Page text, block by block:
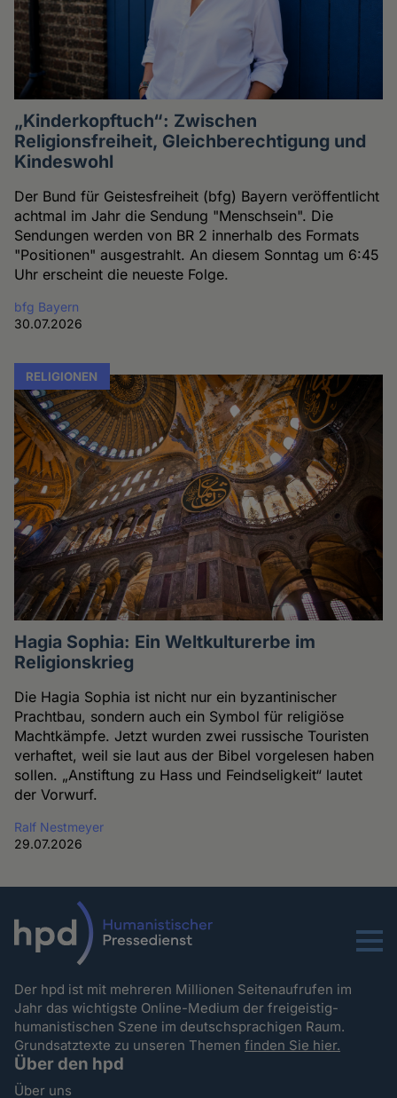
„Kinderkopftuch“: Zwischen
Religionsfreiheit, Gleichberechtigung und
Kindeswohl
Der Bund für Geistesfreiheit (bfg) Bayern veröffentlicht
achtmal im Jahr die Sendung "Menschsein". Die
Sendungen werden von BR 2 innerhalb des Formats
"Positionen" ausgestrahlt. An diesem Sonntag um 6:45
Uhr erscheint die neueste Folge.
bfg Bayern
30.07.2026
RELIGIONEN
Hagia Sophia: Ein Weltkulturerbe im
Religionskrieg
Die Hagia Sophia ist nicht nur ein byzantinischer
Prachtbau, sondern auch ein Symbol für religiöse
Machtkämpfe. Jetzt wurden zwei russische Touristen
verhaftet, weil sie laut aus der Bibel vorgelesen haben
sollen. „Anstiftung zu Hass und Feindseligkeit“ lautet
der Vorwurf.
Ralf Nestmeyer
29.07.2026
Menu
Der hpd ist mit mehreren Millionen Seitenaufrufen im
Jahr das wichtigste Online-Medium der freigeistig-
humanistischen Szene im deutschsprachigen Raum.
Grundsatztexte zu unseren Themenfinden Sie hier.
Über den hpd
Über uns